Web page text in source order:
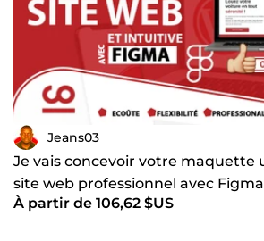
Jeans03
Je vais concevoir votre maquette
site web professionnel avec Figma
À partir de 106,62 $US